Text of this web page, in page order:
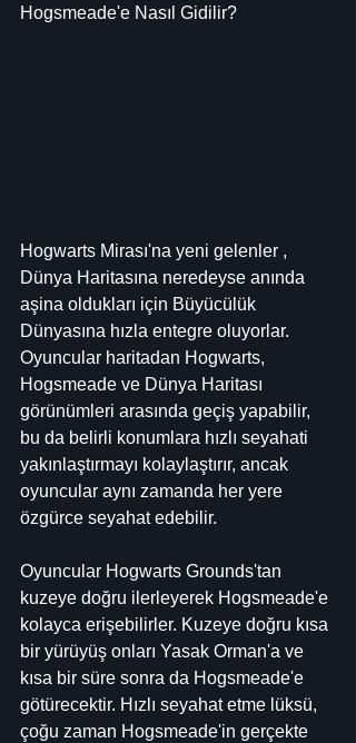
Hogsmeade'e Nasıl Gidilir?
Hogwarts Mirası'na yeni gelenler ,
Dünya Haritasına neredeyse anında
aşina oldukları için Büyücülük
Dünyasına hızla entegre oluyorlar.
Oyuncular haritadan Hogwarts,
Hogsmeade ve Dünya Haritası
görünümleri arasında geçiş yapabilir,
bu da belirli konumlara hızlı seyahati
yakınlaştırmayı kolaylaştırır, ancak
oyuncular aynı zamanda her yere
özgürce seyahat edebilir.
Oyuncular Hogwarts Grounds'tan
kuzeye doğru ilerleyerek Hogsmeade'e
kolayca erişebilirler. Kuzeye doğru kısa
bir yürüyüş onları Yasak Orman'a ve
kısa bir süre sonra da Hogsmeade'e
götürecektir. Hızlı seyahat etme lüksü,
çoğu zaman Hogsmeade'in gerçekte